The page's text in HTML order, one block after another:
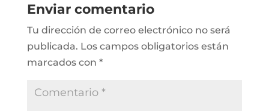
Enviar comentario
Tu dirección de correo electrónico no será
publicada. Los campos obligatorios están
marcados con *